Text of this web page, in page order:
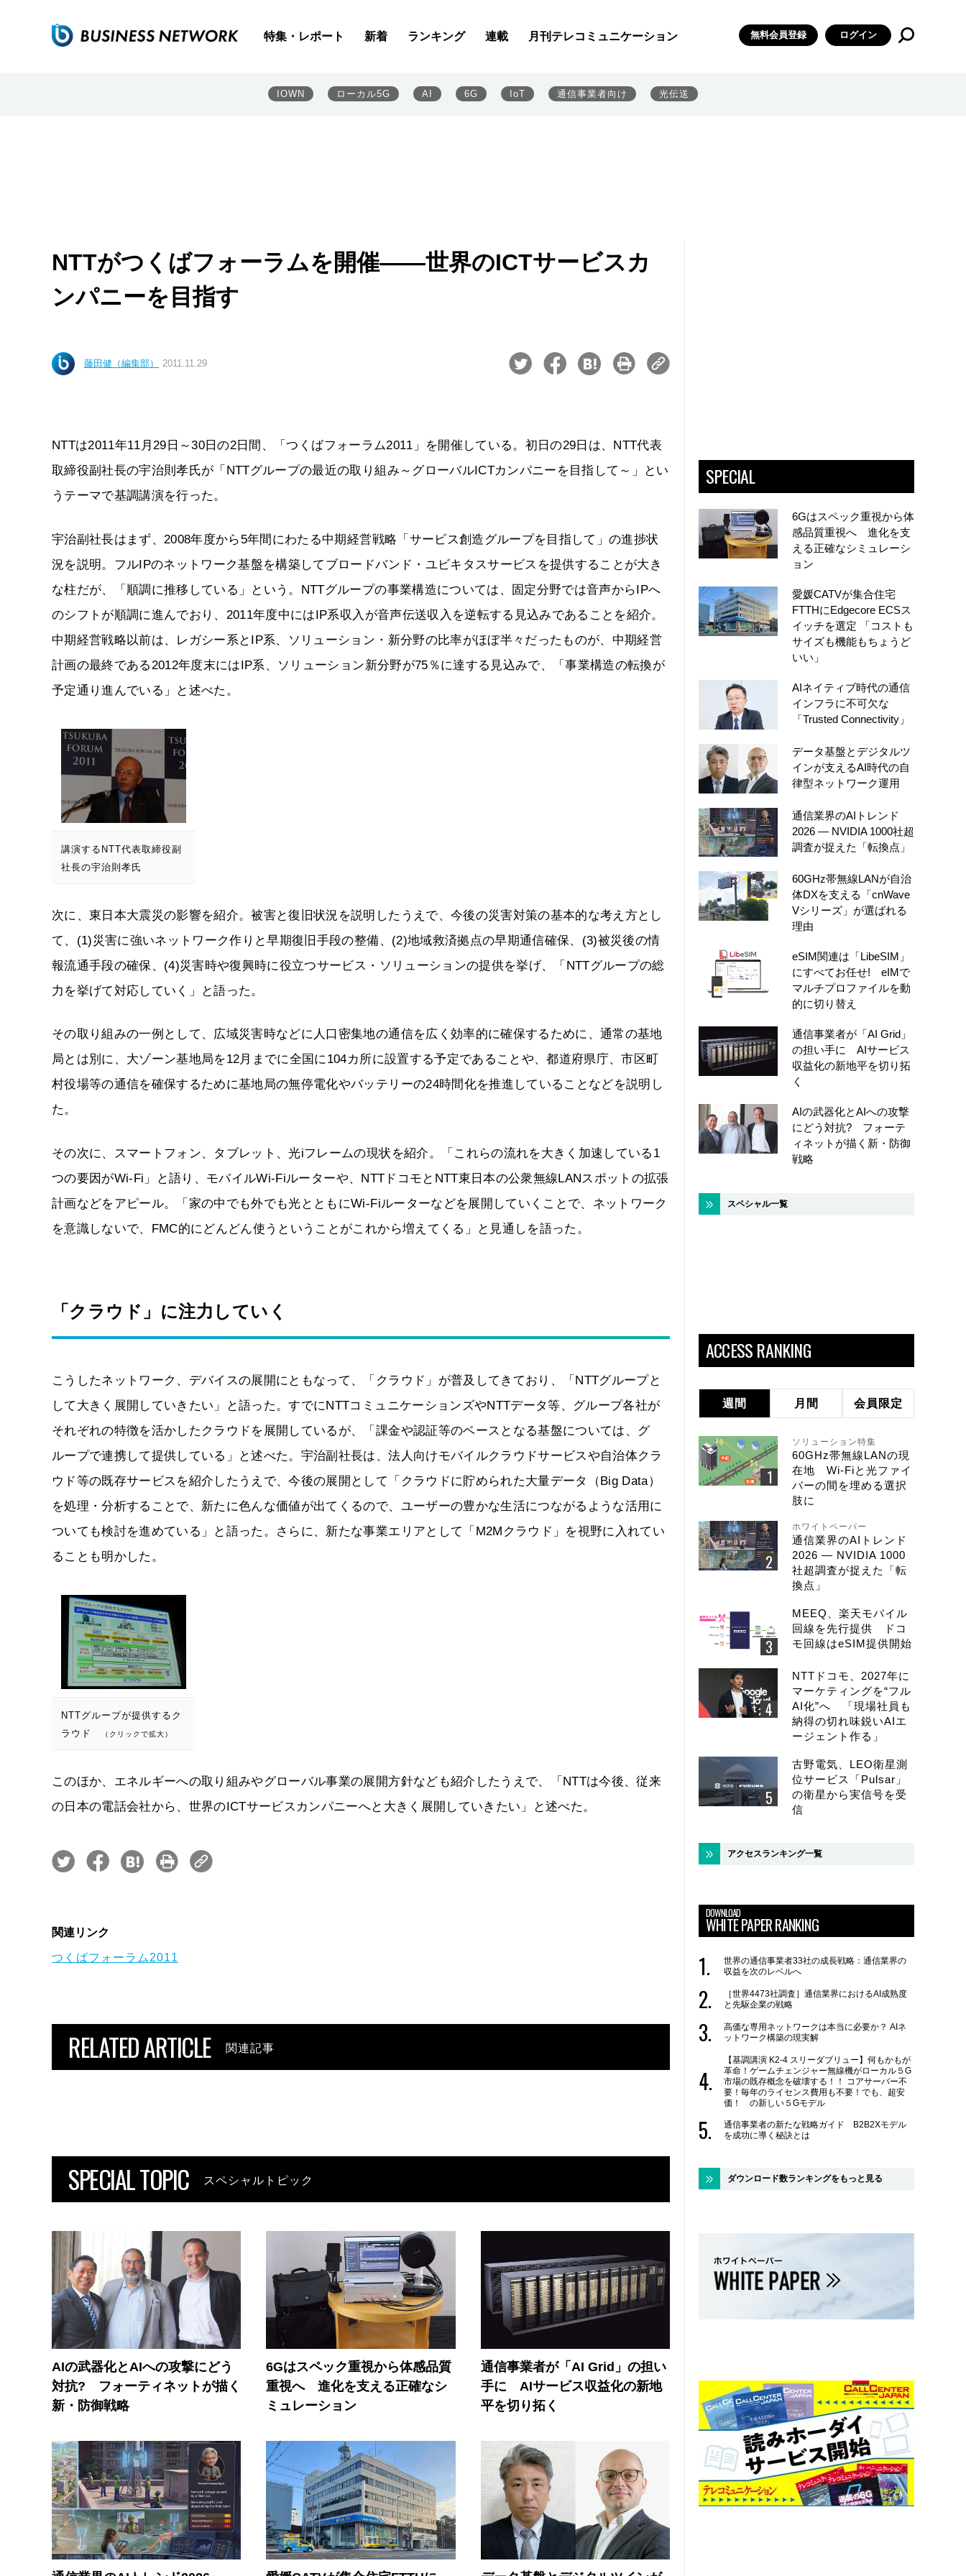
特集・レポート 新着 ランキング 連載 月刊テレコミュニケーション 無料会員登録 ログイン
IOWN ローカル5G AI 6G IoT 通信事業者向け 光伝送
NTTがつくばフォーラムを開催――世界のICTサービスカ
ンパニーを目指す
藤田健（編集部） 2011.11.29
NTTは2011年11月29日～30日の2日間、「つくばフォーラム2011」を開催している。初日の29日は、NTT代表
取締役副社長の宇治則孝氏が「NTTグループの最近の取り組み～グローバルICTカンパニーを目指して～」とい
うテーマで基調講演を行った。
宇治副社長はまず、2008年度から5年間にわたる中期経営戦略「サービス創造グループを目指して」の進捗状
況を説明。フルIPのネットワーク基盤を構築してブロードバンド・ユビキタスサービスを提供することが大き
な柱だが、「順調に推移している」という。NTTグループの事業構造については、固定分野では音声からIPへ
のシフトが順調に進んでおり、2011年度中にはIP系収入が音声伝送収入を逆転する見込みであることを紹介。
中期経営戦略以前は、レガシー系とIP系、ソリューション・新分野の比率がほぼ半々だったものが、中期経営
計画の最終である2012年度末にはIP系、ソリューション新分野が75％に達する見込みで、「事業構造の転換が
予定通り進んでいる」と述べた。
講演するNTT代表取締役副
社長の宇治則孝氏
次に、東日本大震災の影響を紹介。被害と復旧状況を説明したうえで、今後の災害対策の基本的な考え方とし
て、(1)災害に強いネットワーク作りと早期復旧手段の整備、(2)地域救済拠点の早期通信確保、(3)被災後の情
報流通手段の確保、(4)災害時や復興時に役立つサービス・ソリューションの提供を挙げ、「NTTグループの総
力を挙げて対応していく」と語った。
その取り組みの一例として、広域災害時などに人口密集地の通信を広く効率的に確保するために、通常の基地
局とは別に、大ゾーン基地局を12月までに全国に104カ所に設置する予定であることや、都道府県庁、市区町
村役場等の通信を確保するために基地局の無停電化やバッテリーの24時間化を推進していることなどを説明し
た。
その次に、スマートフォン、タブレット、光iフレームの現状を紹介。「これらの流れを大きく加速している1
つの要因がWi-Fi」と語り、モバイルWi-Fiルーターや、NTTドコモとNTT東日本の公衆無線LANスポットの拡張
計画などをアピール。「家の中でも外でも光とともにWi-Fiルーターなどを展開していくことで、ネットワーク
を意識しないで、FMC的にどんどん使うということがこれから増えてくる」と見通しを語った。
「クラウド」に注力していく
こうしたネットワーク、デバイスの展開にともなって、「クラウド」が普及してきており、「NTTグループと
して大きく展開していきたい」と語った。すでにNTTコミュニケーションズやNTTデータ等、グループ各社が
それぞれの特徴を活かしたクラウドを展開しているが、「課金や認証等のベースとなる基盤については、グ
ループで連携して提供している」と述べた。宇治副社長は、法人向けモバイルクラウドサービスや自治体クラ
ウド等の既存サービスを紹介したうえで、今後の展開として「クラウドに貯められた大量データ（Big Data）
を処理・分析することで、新たに色んな価値が出てくるので、ユーザーの豊かな生活につながるような活用に
ついても検討を進めている」と語った。さらに、新たな事業エリアとして「M2Mクラウド」を視野に入れてい
ることも明かした。
NTTグループが提供するク
ラウド
（クリックで拡大）
このほか、エネルギーへの取り組みやグローバル事業の展開方針なども紹介したうえで、「NTTは今後、従来
の日本の電話会社から、世界のICTサービスカンパニーへと大きく展開していきたい」と述べた。
関連リンク
つくばフォーラム2011
RELATED ARTICLE 関連記事
SPECIAL TOPIC スペシャルトピック
AIの武器化とAIへの攻撃にどう
対抗? フォーティネットが描く
新・防御戦略
6Gはスペック重視から体感品質
重視へ 進化を支える正確なシ
ミュレーション
通信事業者が「AI Grid」の担い
手に AIサービス収益化の新地
平を切り拓く
SPECIAL
6Gはスペック重視から体
感品質重視へ 進化を支
える正確なシミュレーシ
ョン
愛媛CATVが集合住宅
FTTHにEdgecore ECSス
イッチを選定 「コストも
サイズも機能もちょうど
いい」
AIネイティブ時代の通信
インフラに不可欠な
「Trusted Connectivity」
データ基盤とデジタルツ
インが支えるAI時代の自
律型ネットワーク運用
通信業界のAIトレンド
2026 ― NVIDIA 1000社超
調査が捉えた「転換点」
60GHz帯無線LANが自治
体DXを支える「cnWave
Vシリーズ」が選ばれる
理由
eSIM関連は「LibeSIM」
にすべてお任せ! eIMで
マルチプロファイルを動
的に切り替え
通信事業者が「AI Grid」
の担い手に AIサービス
収益化の新地平を切り拓
く
AIの武器化とAIへの攻撃
にどう対抗? フォーテ
ィネットが描く新・防御
戦略
スペシャル一覧
ACCESS RANKING
週間 月間 会員限定
ソリューション特集
60GHz帯無線LANの現
在地 Wi-Fiと光ファイ
バーの間を埋める選択
肢に
ホワイトペーパー
通信業界のAIトレンド
2026 ― NVIDIA 1000
社超調査が捉えた「転
換点」
MEEQ、楽天モバイル
回線を先行提供 ドコ
モ回線はeSIM提供開始
NTTドコモ、2027年に
マーケティングを“フル
AI化”へ 「現場社員も
納得の切れ味鋭いAIエ
ージェント作る」
古野電気、LEO衛星測
位サービス「Pulsar」
の衛星から実信号を受
信
アクセスランキング一覧
DOWNLOAD
WHITE PAPER RANKING
世界の通信事業者33社の成長戦略：通信業界の
収益を次のレベルへ
［世界4473社調査］通信業界におけるAI成熟度
と先駆企業の戦略
高価な専用ネットワークは本当に必要か？ AIネ
ットワーク構築の現実解
【基調講演 K2-4 スリーダブリュー】何もかもが
革命！ゲームチェンジャー無線機がローカル５G
市場の既存概念を破壊する！！ コアサーバー不
要！毎年のライセンス費用も不要！でも、超安
価！ の新しい５Gモデル
通信事業者の新たな戦略ガイド B2B2Xモデル
を成功に導く秘訣とは
ダウンロード数ランキングをもっと見る